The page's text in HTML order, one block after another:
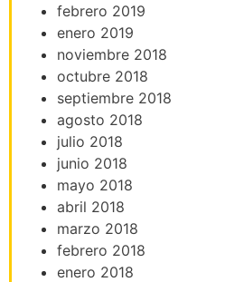
febrero 2019
enero 2019
noviembre 2018
octubre 2018
septiembre 2018
agosto 2018
julio 2018
junio 2018
mayo 2018
abril 2018
marzo 2018
febrero 2018
enero 2018